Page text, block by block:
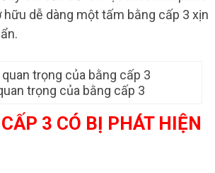
dễ dàng một tấm bằng cấp 3 xịn
trọng của bằng cấp 3
3 CÓ BỊ PHÁT HIỆN